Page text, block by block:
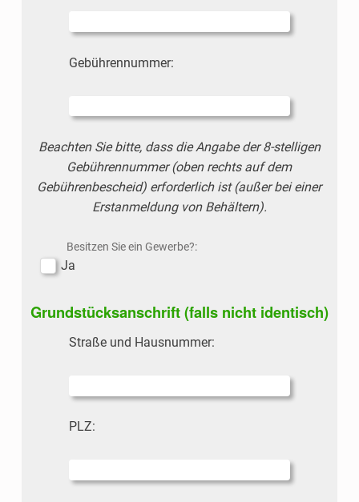
Gebührennummer:
Beachten Sie bitte, dass die Angabe der 8-stelligen
Gebührennummer (oben rechts auf dem
Gebührenbescheid) erforderlich ist (außer bei einer
Erstanmeldung von Behältern).
Besitzen Sie ein Gewerbe?:
Ja
Grundstücksanschrift (falls nicht identisch)
Straße und Hausnummer:
PLZ: